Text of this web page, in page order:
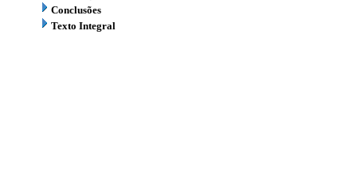
Conclusões
Texto Integral